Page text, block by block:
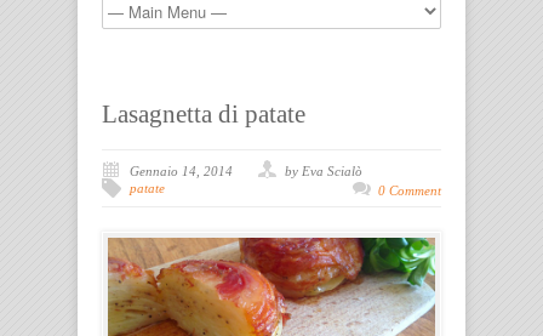
Lasagnetta di patate
Gennaio 14, 2014
by Eva Scialò
patate
0 Comment